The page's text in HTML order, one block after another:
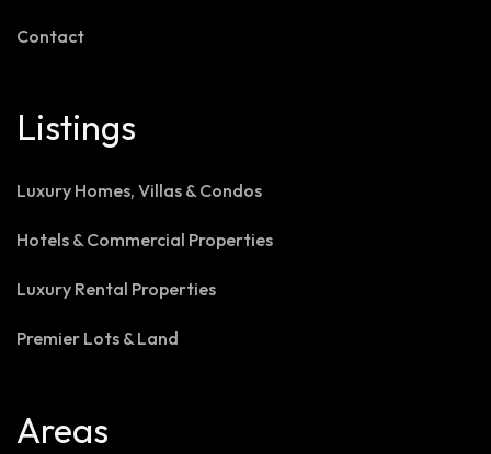
Contact
Listings
Luxury Homes, Villas & Condos
Hotels & Commercial Properties
Luxury Rental Properties
Premier Lots & Land
Areas